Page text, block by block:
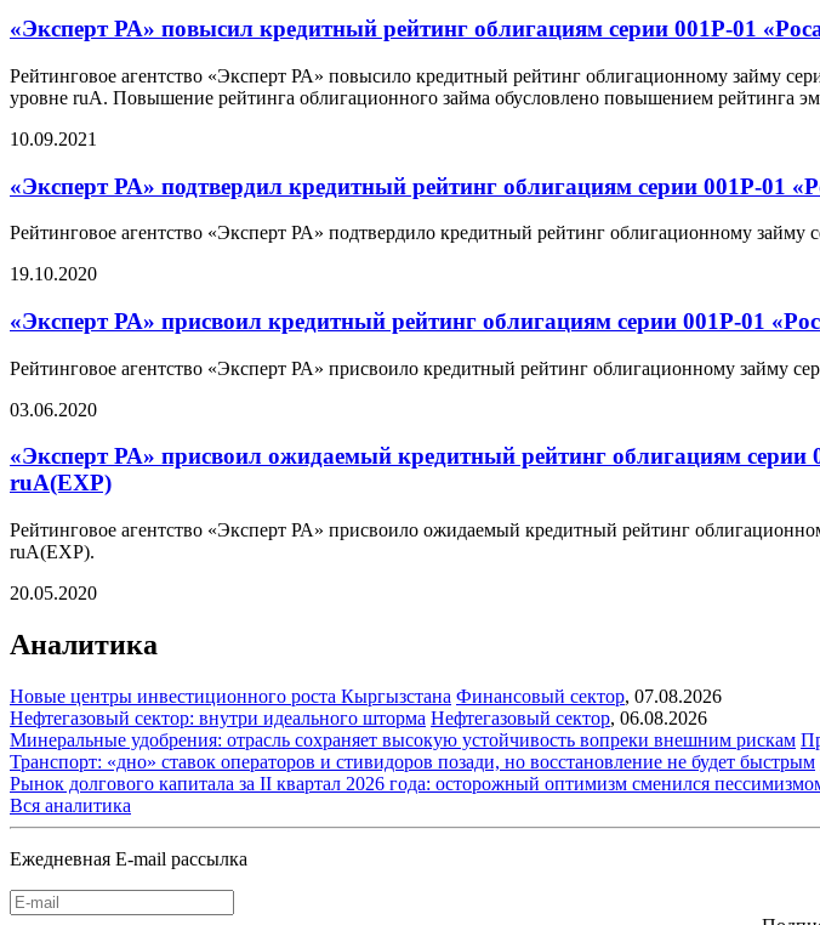
«Эксперт РА» повысил кредитный рейтинг облигациям серии 001Р-01
Рейтинговое агентство «Эксперт РА» повысило кредитный рейтинг облигационному займу
уровне ruA. Повышение рейтинга облигационного займа обусловлено повышением рейтинга
10.09.2021
«Эксперт РА» подтвердил кредитный рейтинг облигациям серии 001Р-01
Рейтинговое агентство «Эксперт РА» подтвердило кредитный рейтинг облигационному
19.10.2020
«Эксперт РА» присвоил кредитный рейтинг облигациям серии 001Р-01
Рейтинговое агентство «Эксперт РА» присвоило кредитный рейтинг облигационному займу
03.06.2020
«Эксперт РА» присвоил ожидаемый кредитный рейтинг облигациям
ruА(EXP)
Рейтинговое агентство «Эксперт РА» присвоило ожидаемый кредитный рейтинг
ruА(EXP).
20.05.2020
Аналитика
Новые центры инвестиционного роста Кыргызстана Финансовый сектор, 07.08.2026
Нефтегазовый сектор: внутри идеального шторма Нефтегазовый сектор, 06.08.2026
Минеральные удобрения: отрасль сохраняет высокую устойчивость вопреки внешним рискам
Транспорт: «дно» ставок операторов и стивидоров позади, но восстановление не будет быстрым
Рынок долгового капитала за II квартал 2026 года: осторожный оптимизм сменился
Вся аналитика
Ежедневная E-mail рассылка